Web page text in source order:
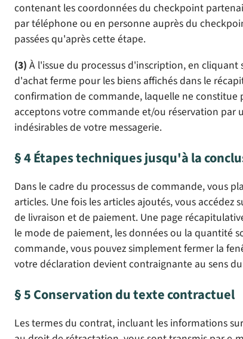
contenant les coordonnées du checkpoint
par téléphone ou en personne auprès du
passées qu'après cette étape.
(3) À l'issue du processus d'inscription, en
d'achat ferme pour les biens affichés dans le
confirmation de commande, laquelle ne constitue
acceptons votre commande et/ou réservation par
indésirables de votre messagerie.
§ 4 Étapes techniques jusqu'à la
Dans le cadre du processus de commande, vous
articles. Une fois les articles ajoutés, vous
de livraison et de paiement. Une page
le mode de paiement, les données ou la quantité
commande, vous pouvez simplement fermer la
votre déclaration devient contraignante au sens du
§ 5 Conservation du texte contractuel
Les termes du contrat, incluant les informations